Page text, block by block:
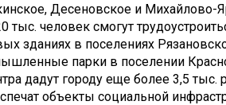
Десеновское и Михайлово-
тыс. человек смогут
зданиях в поселениях
парки в поселении
дадут городу еще более 3,5 тыс.
объекты социальной